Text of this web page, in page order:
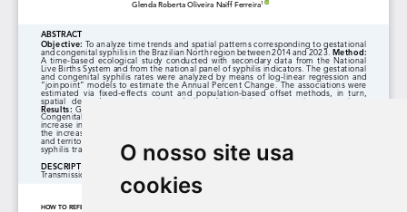
O nosso site usa
cookies